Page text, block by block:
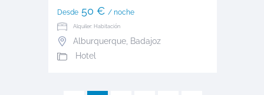
Desde50 € / noche
Alquiler: Habitación
Alburquerque, Badajoz
Hotel